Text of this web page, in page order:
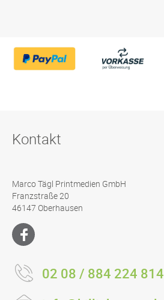
Kontakt
Marco Tägl Printmedien GmbH
Franzstraße 20
46147 Oberhausen
02 08 / 884 224 814